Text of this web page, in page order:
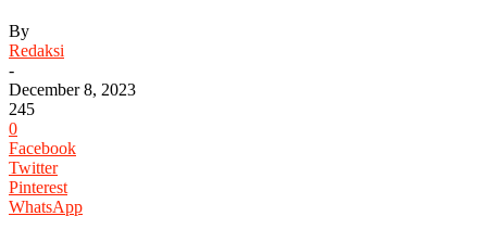
By
Redaksi
-
December 8, 2023
245
0
Facebook
Twitter
Pinterest
WhatsApp